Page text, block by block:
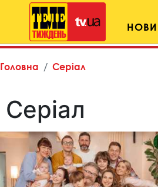
Головна Серіал
Серіал